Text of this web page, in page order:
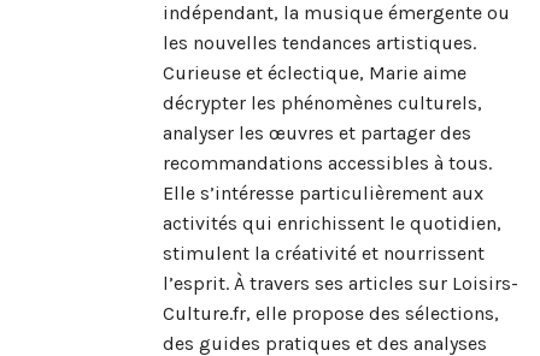
indépendant, la musique émergente ou
les nouvelles tendances artistiques.
Curieuse et éclectique, Marie aime
décrypter les phénomènes culturels,
analyser les œuvres et partager des
recommandations accessibles à tous.
Elle s’intéresse particulièrement aux
activités qui enrichissent le quotidien,
stimulent la créativité et nourrissent
l’esprit. À travers ses articles sur Loisirs-
Culture.fr, elle propose des sélections,
des guides pratiques et des analyses